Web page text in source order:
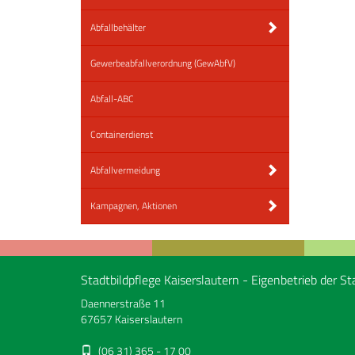
Abfallbehälter
Gewerbeabfallverordnung (GewAbfV)
Abfall-ABC
Containerdienst
Abfallvermeidung
Kampagnen, Aktionen
Stadtbildpflege Kaiserslautern - Eigenbetrieb der
Daennerstraße 11
67657 Kaiserslautern
(06 31) 365 - 17 00